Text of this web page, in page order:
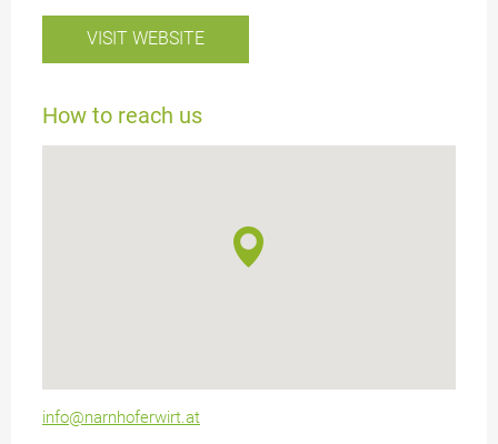
VISIT WEBSITE
How to reach us
info@narnhoferwirt.at